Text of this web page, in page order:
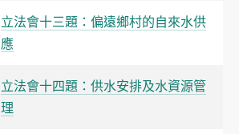
立法會十三題：偏遠鄉村的自來水供
應
立法會十四題：供水安排及水資源管
理